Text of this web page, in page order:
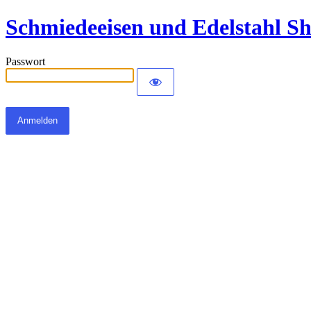
Schmiedeeisen und Edelstahl
Passwort